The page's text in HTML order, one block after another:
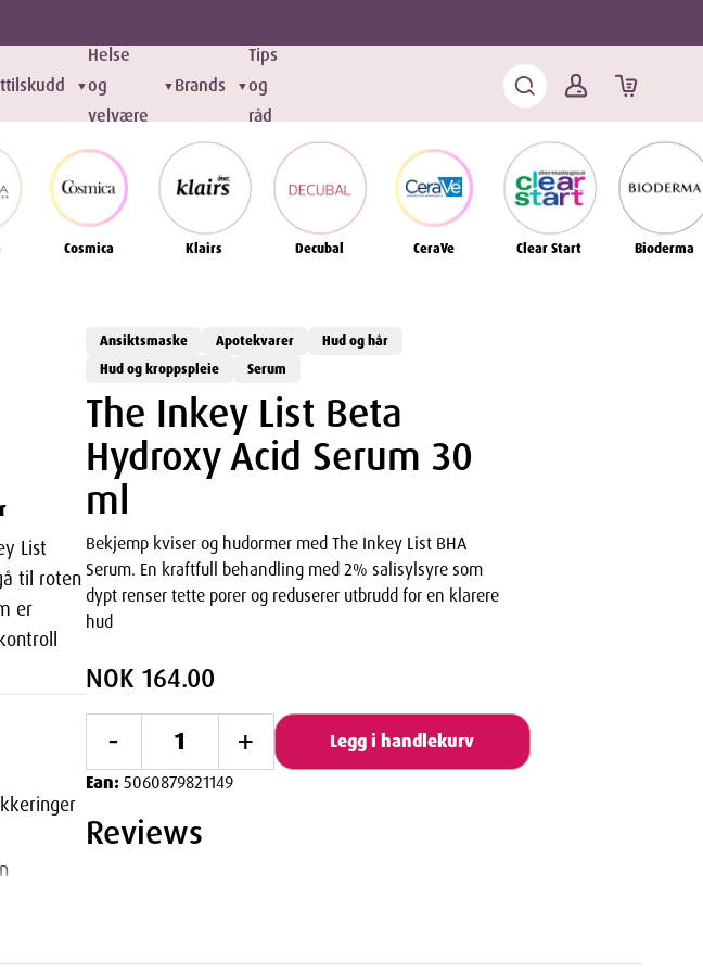
▼
Helse
og
velvære
▼ Brands ▼
Tips
og
råd
Cosmica Klairs Decubal CeraVe Clear Start Bioderma
List
til roten
er
Ansiktsmaske Apotekvarer
Hud og hår
Hud og kroppspleie
Serum
The Inkey List Beta
Hydroxy Acid Serum 30
ml
Bekjemp kviser og hudormer med The Inkey List BHA
Serum. En kraftfull behandling med 2% salisylsyre som
dypt renser tette porer og reduserer utbrudd for en klarere
hud
NOK 164.00
- +
Legg i handlekurv
Ean: 5060879821149
Reviews